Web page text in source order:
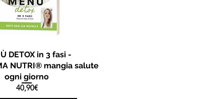
DETOX in 3 fasi -
NUTRI® mangia salute
ogni giorno
40,90€Prezzo